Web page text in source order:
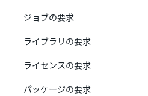
ジョブの要求
ライブラリの要求
ライセンスの要求
パッケージの要求